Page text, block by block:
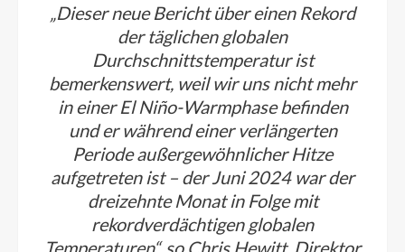
„Dieser neue Bericht über einen Rekord
der täglichen globalen
Durchschnittstemperatur ist
bemerkenswert, weil wir uns nicht mehr
in einer El Niño-Warmphase befinden
und er während einer verlängerten
Periode außergewöhnlicher Hitze
aufgetreten ist – der Juni 2024 war der
dreizehnte Monat in Folge mit
rekordverdächtigen globalen
Temperaturen“, so Chris Hewitt, Direktor